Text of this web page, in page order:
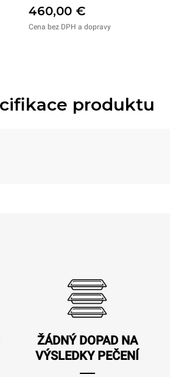
460,00 €
Cena bez DPH a dopravy
produktu
ŽÁDNÝ DOPAD NA
VÝSLEDKY PEČENÍ